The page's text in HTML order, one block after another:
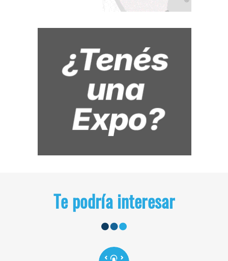
Te podría interesar